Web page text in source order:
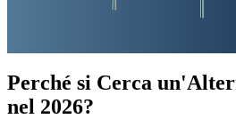
Perché si Cerca
nel 2026?